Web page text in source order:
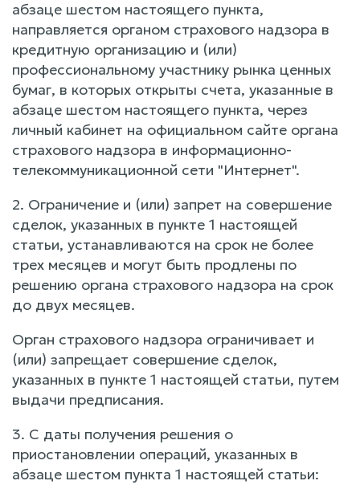
абзаце шестом настоящего пункта,
направляется органом страхового надзора в
кредитную организацию и (или)
профессиональному участнику рынка ценных
бумаг, в которых открыты счета, указанные в
абзаце шестом настоящего пункта, через
личный кабинет на официальном сайте органа
страхового надзора в информационно-
телекоммуникационной сети "Интернет".
2. Ограничение и (или) запрет на совершение
сделок, указанных в пункте 1 настоящей
статьи, устанавливаются на срок не более
трех месяцев и могут быть продлены по
решению органа страхового надзора на срок
до двух месяцев.
Орган страхового надзора ограничивает и
(или) запрещает совершение сделок,
указанных в пункте 1 настоящей статьи, путем
выдачи предписания.
3. С даты получения решения о
приостановлении операций, указанных в
абзаце шестом пункта 1 настоящей статьи: